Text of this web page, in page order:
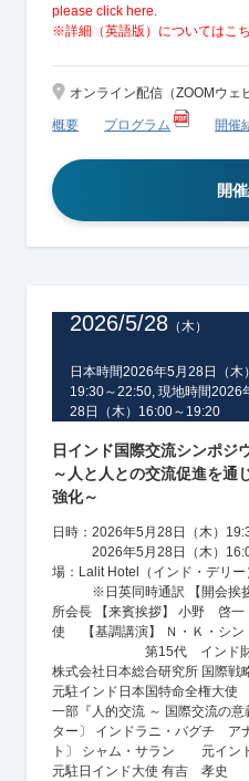
please click here.
※詳細（英語版）についてはこ
オンライン配信（ZOOMウ
概要 プログラム 開催
開
2026/5/28（木）
日本時間2026年5月28日（木）
19:30～22:50, 現地時間2026
28日（木）16:00～19:20
日インド国際交流シンポジ
～人と人との交流促進を通
強化～
日時：2026年5月28日（木）
2026年5月28日（木）
場：Lalit Hotel（インド・デリ
※日英同時通訳 【開会
所会長 【来賓挨拶】 小野 啓
使 【基調講演】 Ｎ・Ｋ・シ
第15代 インド財政
株式会社日本総合研究
元駐インド日本国特命全権大使
一部『人的交流 ～ 国際交流の
ター〕 インドラニ・バグチ ア
ト〕 シャム・サラン 元イン
元駐日インド大使 有吉 孝